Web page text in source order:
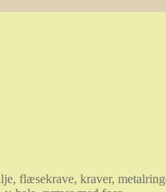
flæsekrave, kraver,